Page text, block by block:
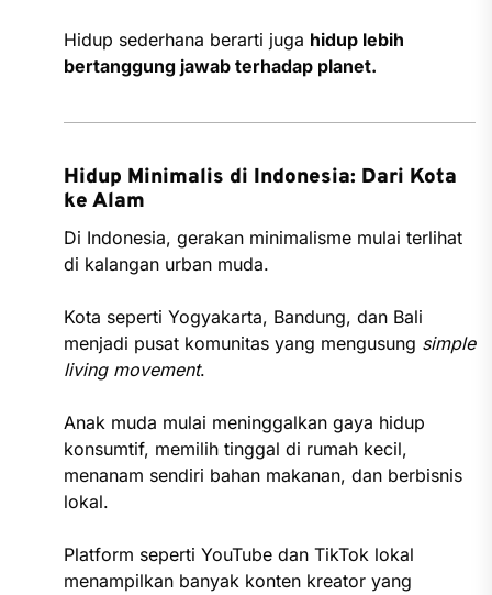
Hidup sederhana berarti juga hidup lebih
bertanggung jawab terhadap planet.
Hidup Minimalis di Indonesia: Dari Kota
ke Alam
Di Indonesia, gerakan minimalisme mulai terlihat
di kalangan urban muda.
Kota seperti Yogyakarta, Bandung, dan Bali
menjadi pusat komunitas yang mengusung simple
living movement.
Anak muda mulai meninggalkan gaya hidup
konsumtif, memilih tinggal di rumah kecil,
menanam sendiri bahan makanan, dan berbisnis
lokal.
Platform seperti YouTube dan TikTok lokal
menampilkan banyak konten kreator yang